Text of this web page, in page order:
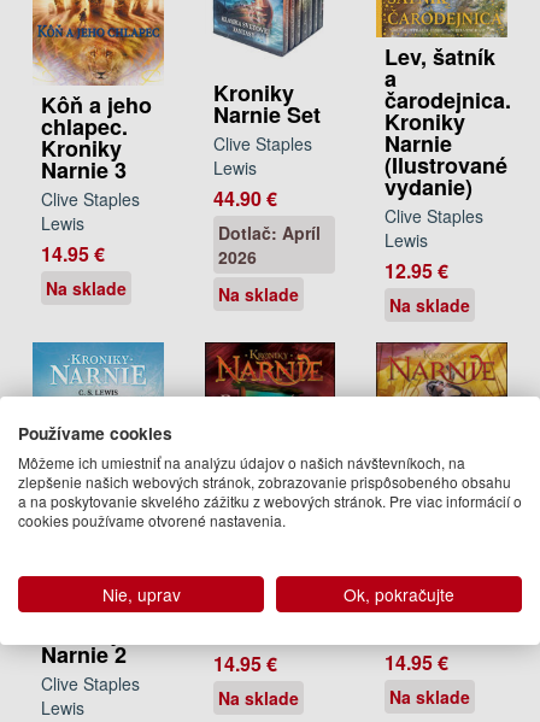
Kôň a jeho
chlapec.
Kroniky
Narnie 3
Clive Staples
Lewis
14.95 €
Na sklade
Kroniky
Narnie Set
Clive Staples
Lewis
44.90 €
Dotlač: Apríl
2026
Na sklade
Lev, šatník
a
čarodejnica.
Kroniky
Narnie
(Ilustrované
vydanie)
Clive Staples
Lewis
12.95 €
Na sklade
čarodejnica.
Narnie 2
Clive Staples
Lewis
boj (7)
Clive Staples
14.95 €
Na sklade
Kaspián (4)
Clive Staples
14.95 €
Na sklade
Používame cookies
Môžeme ich umiestniť na analýzu údajov o našich návštevníkoch, na
zlepšenie našich webových stránok, zobrazovanie prispôsobeného obsahu
a na poskytovanie skvelého zážitku z webových stránok. Pre viac informácií o
cookies používame otvorené nastavenia.
Nie, uprav Ok, pokračujte